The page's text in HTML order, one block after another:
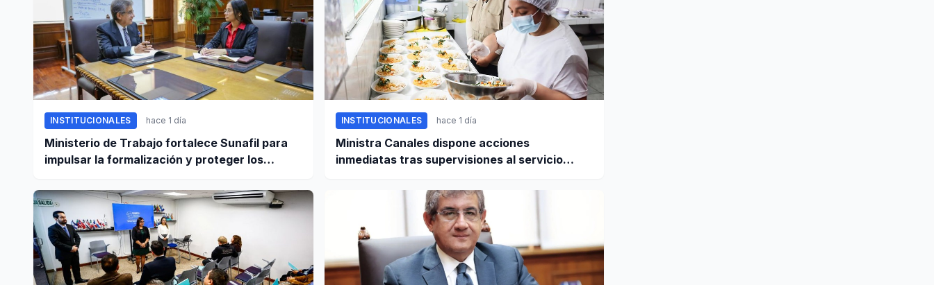
INSTITUCIONALES hace 1 día
Ministerio de Trabajo fortalece Sunafil para
impulsar la formalización y proteger los
INSTITUCIONALES hace 1 día
Ministra Canales dispone acciones
inmediatas tras supervisiones al servicio